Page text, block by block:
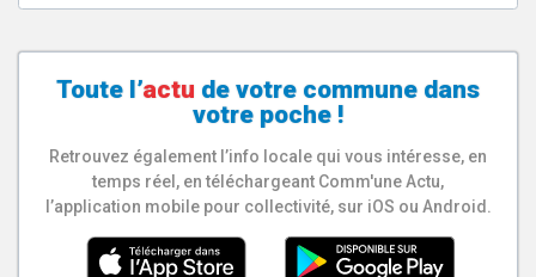
Toute l’actu de votre commune dans
votre poche !
Retrouvez également l’info locale qui vous intéresse, en
temps réel, en téléchargeant Comm'une Actu,
l’application mobile pour collectivité, sur iOS ou Android.